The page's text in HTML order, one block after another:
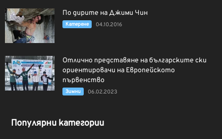
По дирите на Джими Чин
Катерене 04.10.2016
Отлично представяне на българските ски
ориентировачи на Европейското
първенство
Зимни 06.02.2023
Популярни категории